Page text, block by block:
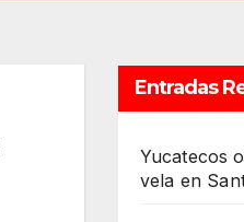
Entradas
Yucatecos
vela en